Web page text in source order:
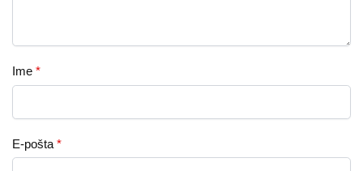
Ime *
E-pošta *